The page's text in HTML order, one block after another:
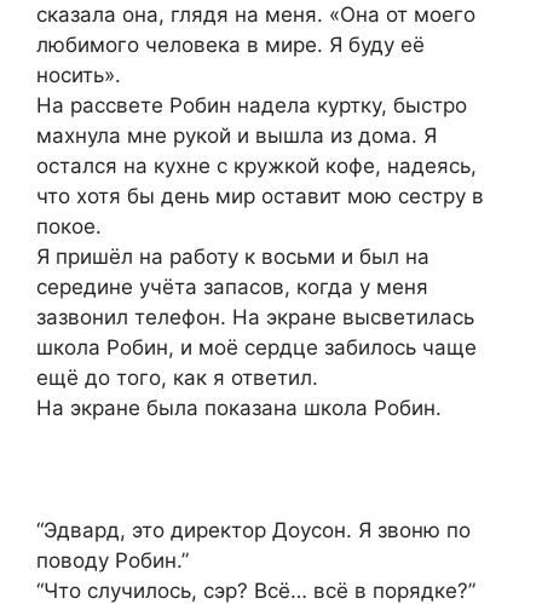
сказала она, глядя на меня. «Она от моего
любимого человека в мире. Я буду её
носить».
На рассвете Робин надела куртку, быстро
махнула мне рукой и вышла из дома. Я
остался на кухне с кружкой кофе, надеясь,
что хотя бы день мир оставит мою сестру в
покое.
Я пришёл на работу к восьми и был на
середине учёта запасов, когда у меня
зазвонил телефон. На экране высветилась
школа Робин, и моё сердце забилось чаще
ещё до того, как я ответил.
На экране была показана школа Робин.
“Эдвард, это директор Доусон. Я звоню по
поводу Робин.”
“Что случилось, сэр? Всё… всё в порядке?”